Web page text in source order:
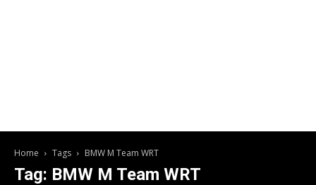
Home Tags BMW M Team WRT
Tag: BMW M Team WRT